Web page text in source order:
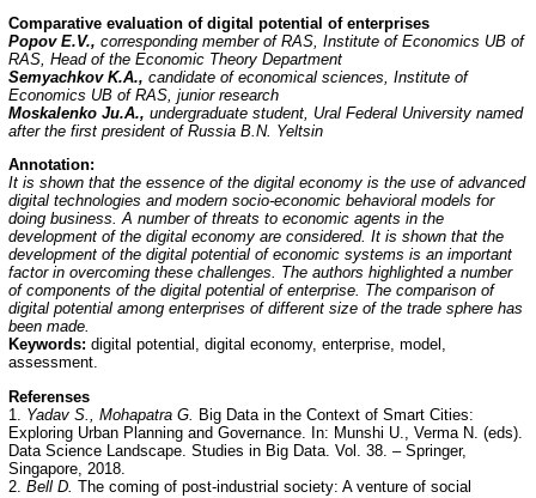
Comparative evaluation of digital potential of enterprises
Popov E.V., corresponding member of RAS, Institute of Economics UB of
RAS, Head of the Economic Theory Department
Semyachkov K.A., candidate of economical sciences, Institute of
Economics UB of RAS, junior research
Moskalenko Ju.A., undergraduate student, Ural Federal University named
after the first president of Russia B.N. Yeltsin
Annotation:
It is shown that the essence of the digital economy is the use of advanced
digital technologies and modern socio-economic behavioral models for
doing business. A number of threats to economic agents in the
development of the digital economy are considered. It is shown that the
development of the digital potential of economic systems is an important
factor in overcoming these challenges. The authors highlighted a number
of components of the digital potential of enterprise. The comparison of
digital potential among enterprises of different size of the trade sphere has
been made.
Keywords: digital potential, digital economy, enterprise, model,
assessment.
Referenses
1. Yadav S., Mohapatra G. Big Data in the Context of Smart Cities:
Exploring Urban Planning and Governance. In: Munshi U., Verma N. (eds).
Data Science Landscape. Studies in Big Data. Vol. 38. – Springer,
Singapore, 2018.
2. Bell D. The coming of post-industrial society: A venture of social